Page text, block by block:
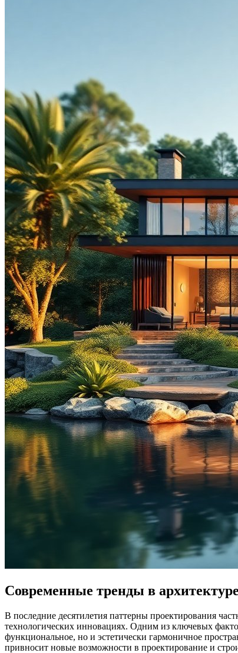
Современные тренды в
В последние десятилетия паттерны проектирования
технологических инновациях. Одним из ключевых
функциональное, но и эстетически гармоничное
привносит новые возможности в проектирование и